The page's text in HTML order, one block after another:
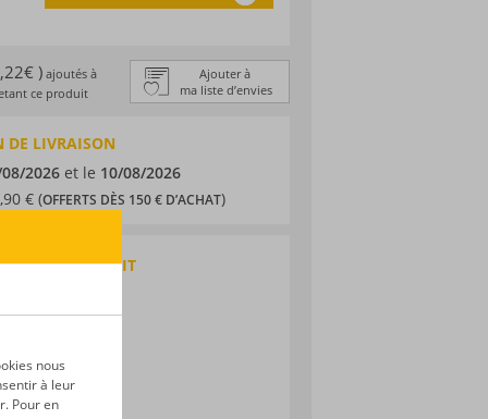
Ajouter à
ma liste d’envies
)ajoutés à
ce produit
DE LIVRAISON
2026et le 10/08/2026
€ (OFFERTS DÈS 150 € D’ACHAT)
DU PRODUIT
nous
à leur
Pour en